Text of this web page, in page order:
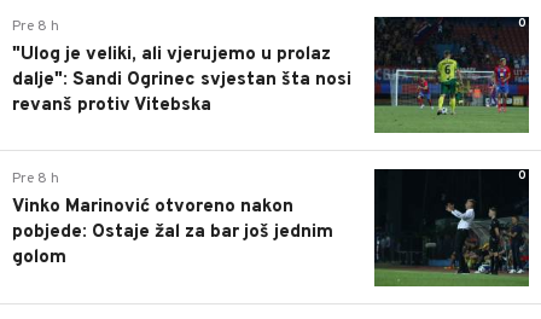
0
Pre 8 h
"Ulog je veliki, ali vjerujemo u prolaz
dalje": Sandi Ogrinec svjestan šta nosi
revanš protiv Vitebska
0
Pre 8 h
Vinko Marinović otvoreno nakon
pobjede: Ostaje žal za bar još jednim
golom